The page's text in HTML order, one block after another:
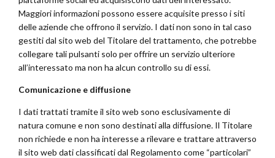
Maggiori informazioni possono essere acquisite presso i siti
delle aziende che offrono il servizio. I dati non sono in tal caso
gestiti dal sito web del Titolare del trattamento, che potrebbe
collegare tali pulsanti solo per offrire un servizio ulteriore
all’interessato ma non ha alcun controllo su di essi.
Comunicazione e diffusione
I dati trattati tramite il sito web sono esclusivamente di
natura comune e non sono destinati alla diffusione. Il Titolare
non richiede e non ha interesse a rilevare e trattare attraverso
il sito web dati classificati dal Regolamento come “particolari”